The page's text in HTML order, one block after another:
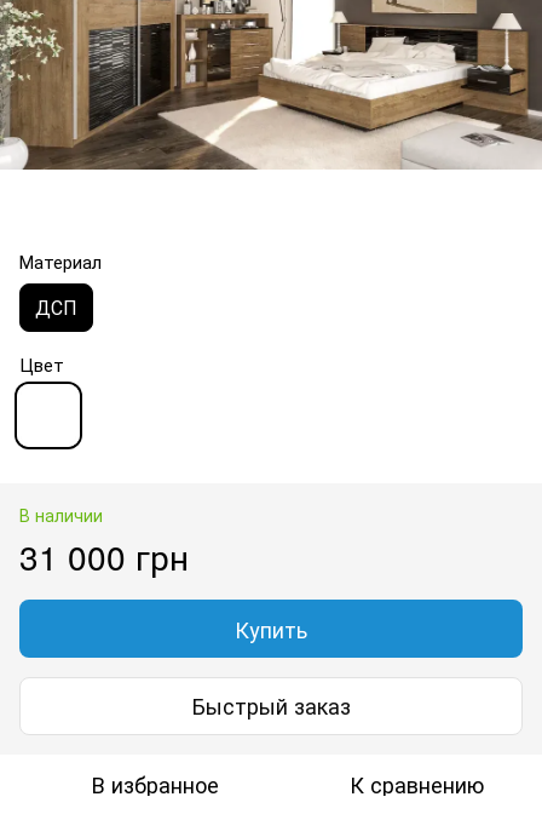
Материал
ДСП
Цвет
В наличии
31 000 грн
Купить
Быстрый заказ
В избранное К сравнению